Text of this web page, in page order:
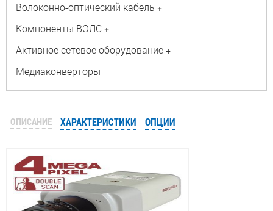
Волоконно-оптический кабель +
Компоненты ВОЛС +
Активное сетевое оборудование +
Медиаконверторы
ОПИСАНИЕ ХАРАКТЕРИСТИКИ ОПЦИИ